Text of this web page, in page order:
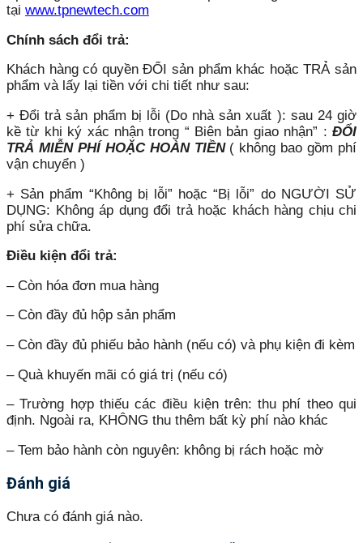
tại www.tpnewtech.com
Chính sách đổi trả:
Khách hàng có quyền ĐỔI sản phẩm khác hoặc TRẢ sản
phẩm và lấy lại tiền với chi tiết như sau:
+ Đổi trả sản phẩm bị lỗi (Do nhà sản xuất ): sau 24 giờ
kề từ khi ký xác nhận trong “ Biên bản giao nhận” : ĐỔI
TRẢ MIỄN PHÍ HOẶC HOÀN TIỀN( không bao gồm phí
vận chuyển )
+ Sản phẩm “Không bị lỗi” hoặc “Bị lỗi” do NGƯỜI SỬ
DỤNG: Không áp dụng đổi trả hoặc khách hàng chịu chi
phí sửa chữa.
Điều kiện đổi trả:
– Còn hóa đơn mua hàng
– Còn đầy đủ hộp sản phẩm
– Còn đầy đủ phiếu bảo hành (nếu có) và phụ kiện đi kèm
– Quà khuyến mãi có giá trị (nếu có)
– Trường hợp thiếu các điều kiện trên: thu phí theo qui
định. Ngoài ra, KHÔNG thu thêm bất kỳ phí nào khác
– Tem bảo hành còn nguyên: không bị rách hoặc mờ
Đánh giá
Chưa có đánh giá nào.